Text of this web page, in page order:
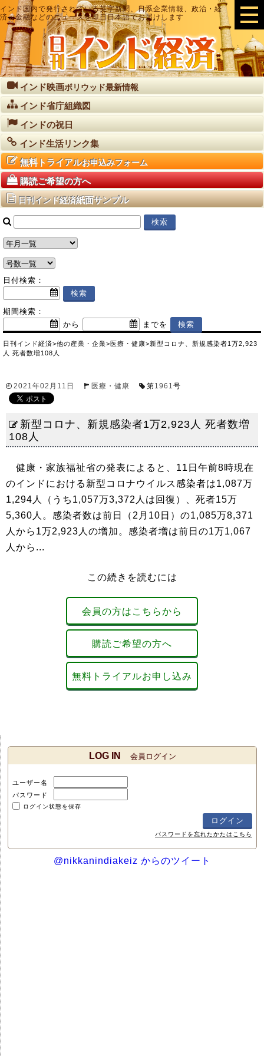
インド国内で発行されている英字新聞、日系企業情報、政治・経
済・金融などのニュースを即日日本語でお届けします
インド映画ボリウッド最新情報
インド省庁組織図
インドの祝日
インド生活リンク集
無料トライアルお申込みフォーム
購読ご希望の方へ
日刊インド経済紙面サンプル
日付検索：
期間検索：
から
までを
日刊インド経済>他の産業・企業>医療・健康>新型コロナ、新規感染者1万2,923
人 死者数増108人
2021年02月11日 医療・健康 第1961号
新型コロナ、新規感染者1万2,923人 死者数増
108人
健康・家族福祉省の発表によると、11日午前8時現在
のインドにおける新型コロナウイルス感染者は1,087万
1,294人（うち1,057万3,372人は回復）、死者15万
5,360人。感染者数は前日（2月10日）の1,085万8,371
人から1万2,923人の増加。感染者増は前日の1万1,067
人から...
この続きを読むには
会員の方はこちらから
購読ご希望の方へ
無料トライアルお申し込み
LOG IN 会員ログイン
ユーザー名
パスワード
ログイン状態を保存
パスワードを忘れたかたはこちら
@nikkanindiakeiz からのツイート